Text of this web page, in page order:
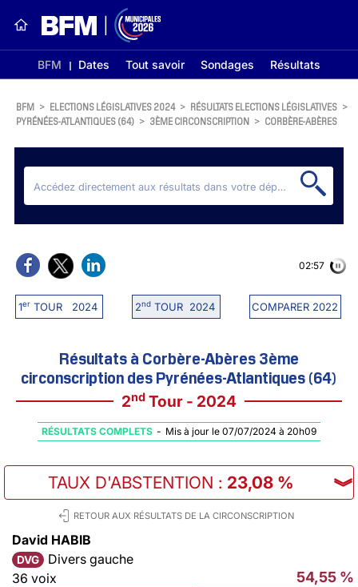
BFM Dates Tout savoir Sondages Résultats
BFM > ELECTIONS LÉGISLATIVES 2024 > RÉSULTATS ELECTIONS LÉGISLATIVES >
PYRÉNÉES-ATLANTIQUES (64) > 3ÈME CIRCONSCRIPTION > CORBÈRE-ABÈRES
1erTOUR 2024 2ndTOUR 2024 COMPARER 2022
02:56
Résultats à Corbère-Abères 3ème
circonscription des Pyrénées-Atlantiques (64)
2nd Tour - 2024
RÉSULTATS COMPLETS - Mis à jour le 07/07/2024 à 20h09
TAUX D'ABSTENTION : 23,08 % ︾
RETOUR AUX RÉSULTATS DE LA CIRCONSCRIPTION
David HABIB
DVG
Divers gauche
36 voix
54,55 %